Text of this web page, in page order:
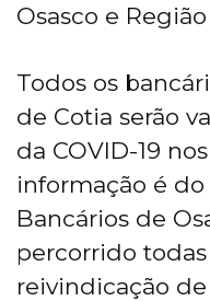
Osasco e Região
Todos os
de Cotia serão
da COVID-19
informação é
Bancários de
percorrido
reivindicação